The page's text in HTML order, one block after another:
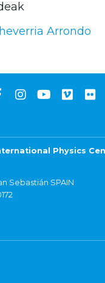
Arrondo
Physics
Sebastián SPAIN